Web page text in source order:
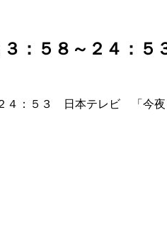
：５８～２４：５
：５３ 日本テレビ 「今夜